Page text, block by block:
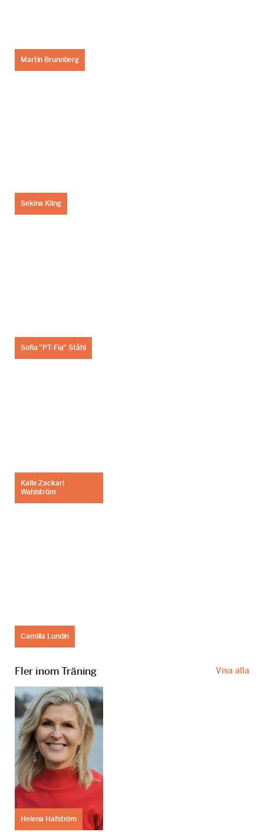
Martin Brunnberg
Sekina Kling
Sofia ”PT-Fia” Ståhl
Kalle Zackari
Wahlström
Camilla Lundin
Fler inom Träning Visa alla
Helena Hafström